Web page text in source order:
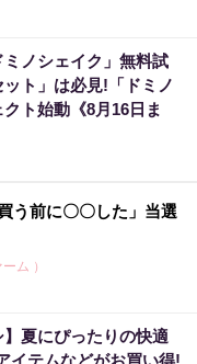
ミノシェイク」無料試
ト」は必見!「ドミノ
ト始動《8月16日ま
う前に〇〇した」当選
ム ）
やっていること、教え
】夏にぴったりの快適
イテムなどがお買い得!